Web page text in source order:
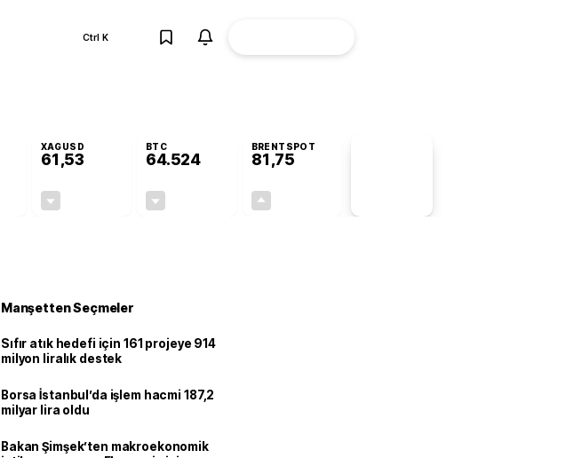
Ctrl K
XAGUSD
61,53
BTC
64.524
BRENTSPOT
81,75
Manşetten Seçmeler
Sıfır atık hedefi için 161 projeye 914
milyon liralık destek
Borsa İstanbul’da işlem hacmi 187,2
milyar lira oldu
Bakan Şimşek’ten makroekonomik